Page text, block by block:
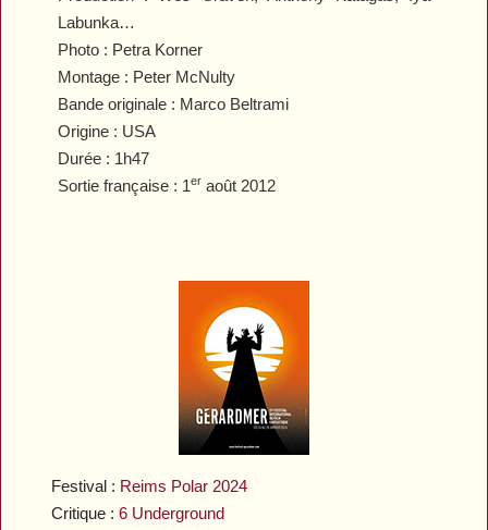
Festival : Reims Polar 2024
Critique :6 Underground
Labunka…
Photo : Petra Korner
Montage : Peter McNulty
Bande originale : Marco Beltrami
Origine : USA
Durée : 1h47
Sortie française : 1er août 2012